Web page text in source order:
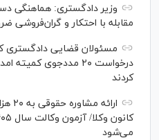
وزیر دادگستری: هماهنگی
مقابله با احتکار و گران‌فروشی
مسئولان قضایی دادگستری
درخواست‌ ۲۰ مددجوی
کردند
می‌شود